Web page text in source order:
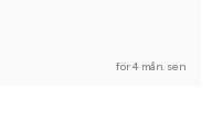
för 4 mån. sen